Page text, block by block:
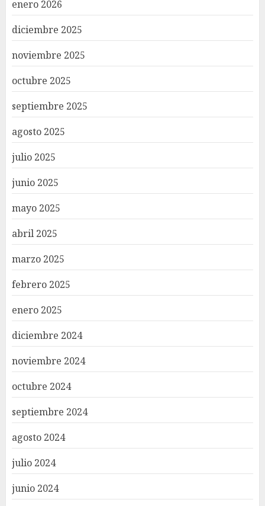
enero 2026
diciembre 2025
noviembre 2025
octubre 2025
septiembre 2025
agosto 2025
julio 2025
junio 2025
mayo 2025
abril 2025
marzo 2025
febrero 2025
enero 2025
diciembre 2024
noviembre 2024
octubre 2024
septiembre 2024
agosto 2024
julio 2024
junio 2024